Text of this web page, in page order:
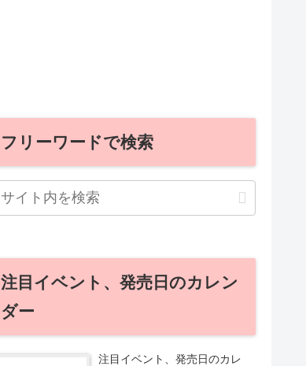
フリーワードで検索
注目イベント、発売日のカレン
ダー
注目イベント、発売日のカレ